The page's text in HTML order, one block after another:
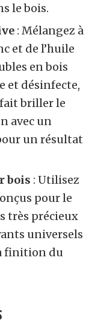
le bois.
: Mélangez à
et de l’huile
en bois
et désinfecte,
briller le
avec un
un résultat
bois : Utilisez
pour le
très précieux
universels
finition du